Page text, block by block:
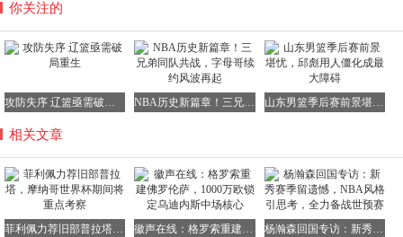
你关注的
攻防失序 辽篮亟需破局重生 NBA历史新篇章！三兄弟同队共战，字母哥续约风波再起 山东男篮季后赛前景堪忧，邱彪用人僵化成最大障碍
相关文章
菲利佩力荐旧部普拉塔，摩纳哥世界杯期间将重点考察 徽声在线：格罗索重建佛罗伦萨，1000万欧锁定乌迪内斯中场核心 杨瀚森回国专访：新秀赛季留遗憾，NBA风格引思考，全力备战世预赛